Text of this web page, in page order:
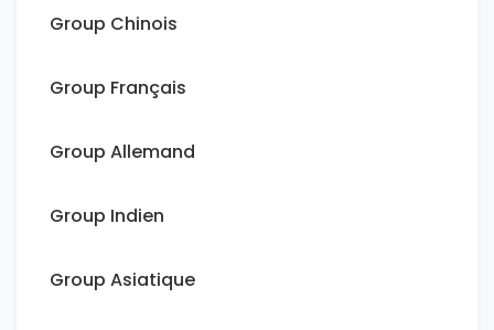
Group Chinois
Group Français
Group Allemand
Group Indien
Group Asiatique